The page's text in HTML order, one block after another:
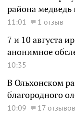
района
11:01 1 отзыв
7 и 10 августа
анонимное
10:35
В Ольхонском
благородного
10:09
17 отзывов